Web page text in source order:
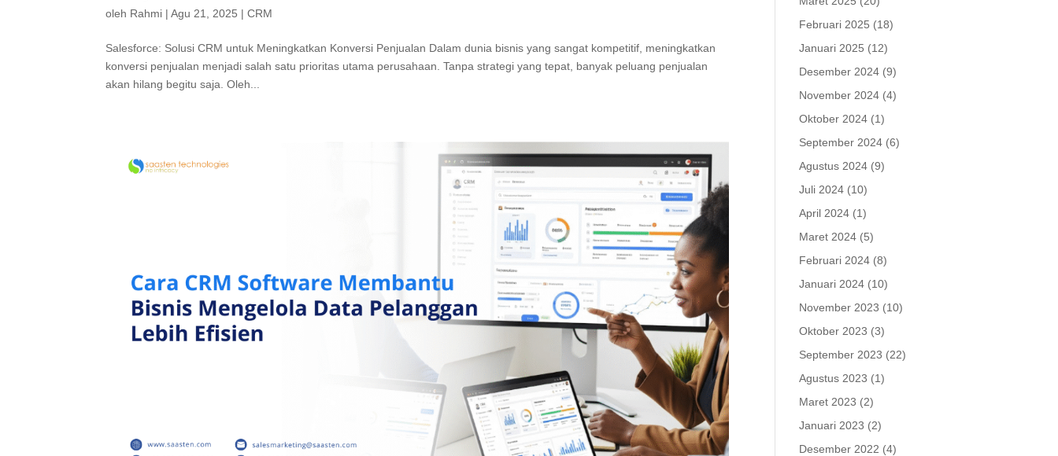
oleh Rahmi |Agu 21, 2025 |CRM
Salesforce: Solusi CRM untuk Meningkatkan Konversi Penjualan Dalam dunia bisnis yang sangat kompetitif, meningkatkan
konversi penjualan menjadi salah satu prioritas utama perusahaan. Tanpa strategi yang tepat, banyak peluang penjualan
akan hilang begitu saja. Oleh...
Februari 2025 (18)
Januari 2025 (12)
Desember 2024 (9)
November 2024 (4)
Oktober 2024 (1)
September 2024 (6)
Agustus 2024 (9)
Juli 2024 (10)
April 2024 (1)
Maret 2024 (5)
Februari 2024 (8)
Januari 2024 (10)
November 2023 (10)
Oktober 2023 (3)
September 2023 (22)
Agustus 2023 (1)
Maret 2023 (2)
Januari 2023 (2)
Desember 2022 (4)